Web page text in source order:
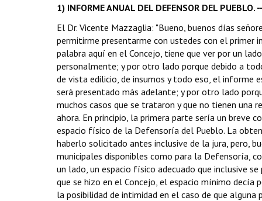
1) INFORME ANUAL DEL DEFENSOR DEL PUEBLO.
El Dr. Vicente Mazzaglia: "Bueno, buenos días
permitirme presentarme con ustedes con el primer
palabra aquí en el Concejo, tiene que ver por un
personalmente; y por otro lado porque debido a
de vista edilicio, de insumos y todo eso, el informe
será presentado más adelante; y por otro lado
muchos casos que se trataron y que no tienen
ahora. En principio, la primera parte sería un breve
espacio físico de la Defensoría del Pueblo. La
haberlo solicitado antes inclusive de la jura, pero,
municipales disponibles como para la Defensoría,
un lado, un espacio físico adecuado que inclusive
que se hizo en el Concejo, el espacio mínimo decía
la posibilidad de intimidad en el caso de que